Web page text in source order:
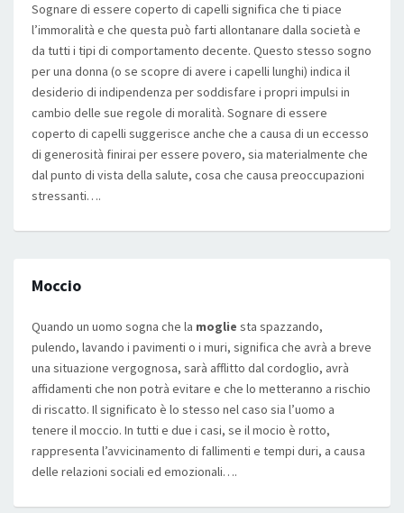
Sognare di essere coperto di capelli significa che ti piace
l’immoralità e che questa può farti allontanare dalla società e
da tutti i tipi di comportamento decente. Questo stesso sogno
per una donna (o se scopre di avere i capelli lunghi) indica il
desiderio di indipendenza per soddisfare i propri impulsi in
cambio delle sue regole di moralità. Sognare di essere
coperto di capelli suggerisce anche che a causa di un eccesso
di generosità finirai per essere povero, sia materialmente che
dal punto di vista della salute, cosa che causa preoccupazioni
stressanti….
Moccio
Quando un uomo sogna che la moglie sta spazzando,
pulendo, lavando i pavimenti o i muri, significa che avrà a breve
una situazione vergognosa, sarà afflitto dal cordoglio, avrà
affidamenti che non potrà evitare e che lo metteranno a rischio
di riscatto. Il significato è lo stesso nel caso sia l’uomo a
tenere il moccio. In tutti e due i casi, se il mocio è rotto,
rappresenta l’avvicinamento di fallimenti e tempi duri, a causa
delle relazioni sociali ed emozionali….